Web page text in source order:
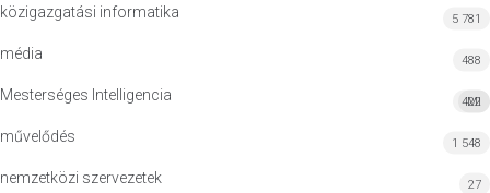
közigazgatási informatika 5 781
média 488
Mesterséges Intelligencia MI
422
művelődés 1 548
nemzetközi szervezetek 27